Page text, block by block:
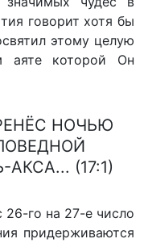
говорит хотя бы
этому целую
аяте которой Он
НОЧЬЮ
(17:1)
26-го на 27-е число
придерживаются